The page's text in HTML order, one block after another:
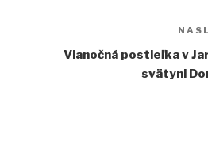
Vianočná postieľka v
svätyni